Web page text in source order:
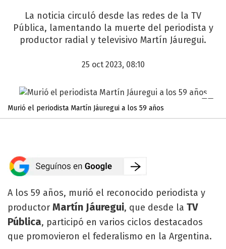
La noticia circuló desde las redes de la TV
Pública, lamentando la muerte del periodista y
productor radial y televisivo Martín Jáuregui.
25 oct 2023, 08:10
Murió el periodista Martín Jáuregui a los 59 años
A los 59 años, murió el reconocido periodista y
productor Martín Jáuregui, que desde la TV
Pública, participó en varios ciclos destacados
que promovieron el federalismo en la Argentina.